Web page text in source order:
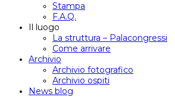
Stampa
F.A.Q.
Il luogo
La struttura – Palacongressi
Come arrivare
Archivio
Archivio fotografico
Archivio ospiti
News blog